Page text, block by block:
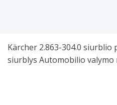
Kärcher 2.863-304.0
siurblys Automobilio valymo